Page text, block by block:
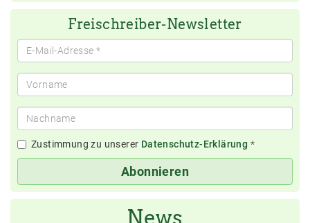
Freischreiber-Newsletter
Zustimmung zu unserer Datenschutz-Erklärung *
Abonnieren
News